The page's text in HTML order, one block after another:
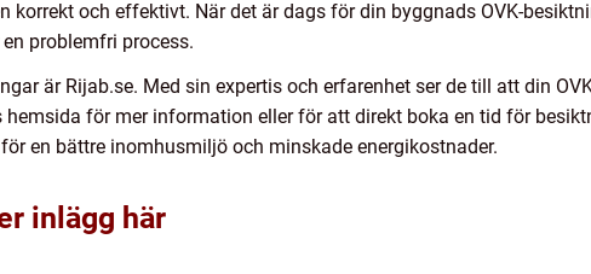
och effektivt. När det är dags för din byggnads OVK-
problemfri process.
är Rijab.se. Med sin expertis och erfarenhet ser de till att din
för mer information eller för att direkt boka en tid för
en bättre inomhusmiljö och minskade energikostnader.
inlägg här